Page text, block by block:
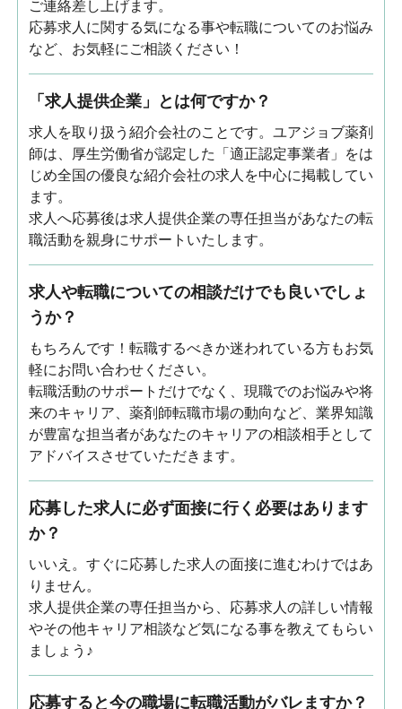
ご連絡差し上げます。
応募求人に関する気になる事や転職についてのお悩み
など、お気軽にご相談ください！
「求人提供企業」とは何ですか？
求人を取り扱う紹介会社のことです。ユアジョブ薬剤
師は、厚生労働省が認定した「適正認定事業者」をは
じめ全国の優良な紹介会社の求人を中心に掲載してい
ます。
求人へ応募後は求人提供企業の専任担当があなたの転
職活動を親身にサポートいたします。
求人や転職についての相談だけでも良いでしょ
うか？
もちろんです！転職するべきか迷われている方もお気
軽にお問い合わせください。
転職活動のサポートだけでなく、現職でのお悩みや将
来のキャリア、薬剤師転職市場の動向など、業界知識
が豊富な担当者があなたのキャリアの相談相手として
アドバイスさせていただきます。
応募した求人に必ず面接に行く必要はあります
か？
いいえ。すぐに応募した求人の面接に進むわけではあ
りません。
求人提供企業の専任担当から、応募求人の詳しい情報
やその他キャリア相談など気になる事を教えてもらい
ましょう♪
応募すると今の職場に転職活動がバレますか？